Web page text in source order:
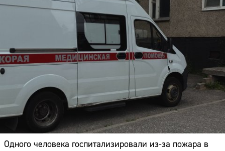
Одного человека госпитализировали из-за пожара в